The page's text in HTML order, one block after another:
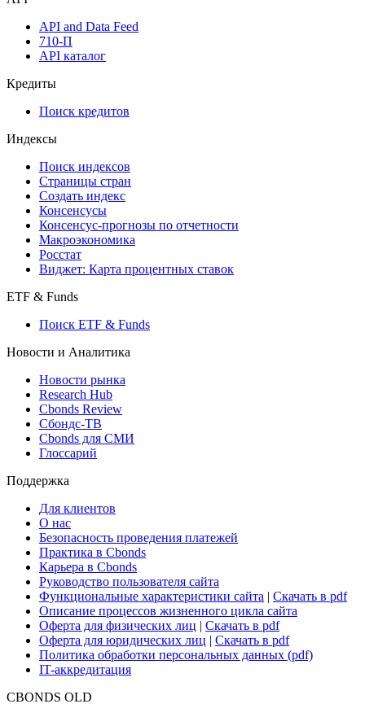
API and Data Feed
710-П
API каталог
Кредиты
Поиск кредитов
Индексы
Поиск индексов
Страницы стран
Создать индекс
Консенсусы
Консенсус-прогнозы по отчетности
Макроэкономика
Росстат
Виджет: Карта процентных ставок
ETF & Funds
Поиск ETF & Funds
Новости и Аналитика
Новости рынка
Research Hub
Cbonds Review
Сбондс-ТВ
Cbonds для СМИ
Глоссарий
Поддержка
Для клиентов
О нас
Безопасность проведения платежей
Практика в Cbonds
Карьера в Cbonds
Руководство пользователя сайта
Функциональные характеристики сайта | Скачать в pdf
Описание процессов жизненного цикла сайта
Оферта для физических лиц | Скачать в pdf
Оферта для юридических лиц | Скачать в pdf
Политика обработки персональных данных (pdf)
IT-аккредитация
CBONDS OLD